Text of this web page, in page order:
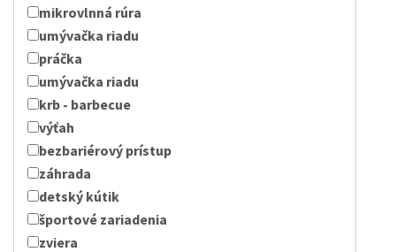
mikrovlnná rúra
umývačka riadu
práčka
umývačka riadu
krb - barbecue
výťah
bezbariérový prístup
záhrada
detský kútik
športové zariadenia
zviera